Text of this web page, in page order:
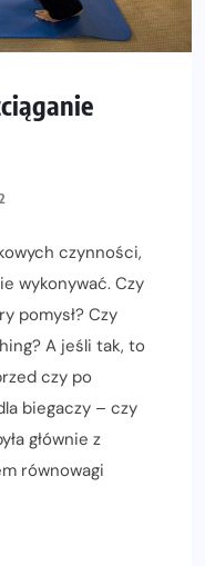
czynności,
wykonywać. Czy
pomysł? Czy
A jeśli tak, to
czy po
biegaczy – czy
głównie z
równowagi